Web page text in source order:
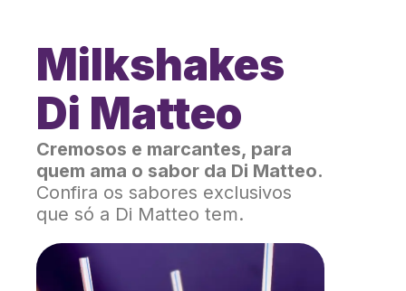
Milkshakes
Di Matteo
Cremosos e marcantes, para
quem ama o sabor da Di Matteo.
Confira os sabores exclusivos
que só a Di Matteo tem.